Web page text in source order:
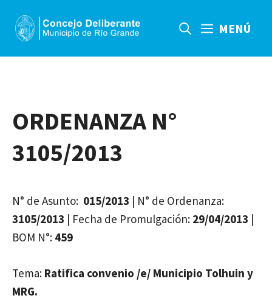
contenido
MENÚ
ORDENANZA N°
3105/2013
N° de Asunto: 015/2013 | N° de Ordenanza:
3105/2013 | Fecha de Promulgación: 29/04/2013 |
BOM N°: 459
Tema: Ratifica convenio /e/ Municipio Tolhuin y
MRG.